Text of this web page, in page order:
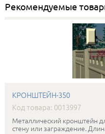
Рекомендуемые
КРОНШТЕЙН-350
Код товара: 0013997
Металлический кронштейн
стену или заграждение.